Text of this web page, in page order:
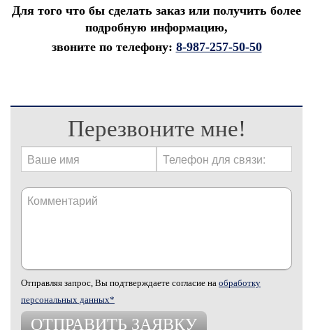
Для того что бы сделать заказ или получить более
подробную информацию,
звоните по телефону: 8-987-257-50-50
Перезвоните мне!
Отправляя запрос, Вы подтверждаете согласие на обработку
персональных данных*